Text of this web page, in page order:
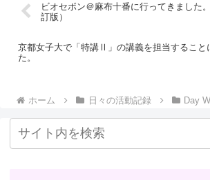
ビオセボン＠麻布十番に行ってきました
訂版）
京都女子大で「特講Ⅱ」の講義を担当すること
た。
ホーム 日々の活動記録 Day